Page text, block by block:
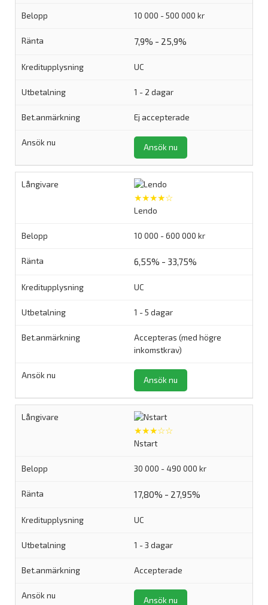
10 000 - 500 000 kr
7,9% - 25,9%
UC
1 - 2 dagar
Ej accepterade
Ansök nu
★★★★☆
Lendo
10 000 - 600 000 kr
6,55% - 33,75%
UC
1 - 5 dagar
Accepteras (med högre
inkomstkrav)
Ansök nu
★★★☆☆
Nstart
30 000 - 490 000 kr
17,80% - 27,95%
UC
1 - 3 dagar
Accepterade
Ansök nu